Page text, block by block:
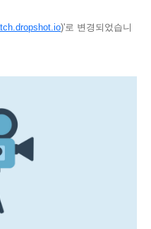
)'로 변경되었습니